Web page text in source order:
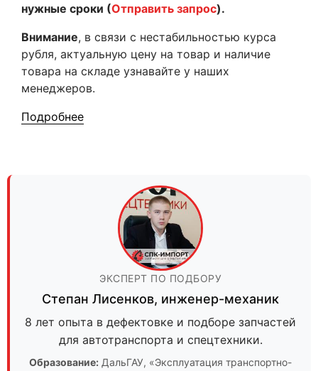
нужные сроки (Отправить запрос).
Внимание, в связи с нестабильностью курса
рубля, актуальную цену на товар и наличие
товара на складе узнавайте у наших
менеджеров.
Подробнее
ЭКСПЕРТ ПО ПОДБОРУ
Степан Лисенков, инженер-механик
8 лет опыта в дефектовке и подборе запчастей
для автотранспорта и спецтехники.
Образование: ДальГАУ, «Эксплуатация транспортно-